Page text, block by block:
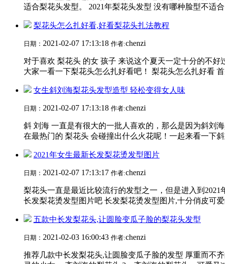
适合梨花头发型。 2021年梨花头发型 没有哪种脸型不适
梨花头怎么扎好看,好看梨花头扎法教程
日期： 2021-02-07 17:13:18 作者:chenzi
对于喜欢 梨花头 的女 孩子 来说这个夏天一定十分的不
大家一看一下梨花头怎么扎好看吧！ 梨花头怎么扎好看
女生斜刘海梨花头发型造型 轻松变得女人味
日期： 2021-02-07 17:13:18 作者:chenzi
斜 刘海 一直是有很大的一批人喜欢的，那么是因为斜刘
在最热门的 梨花头 会碰撞出什么火花呢！一起来看一下
2021年女生最新长发梨花烫发型图片
日期： 2021-02-07 17:13:17 作者:chenzi
梨花头一直是最近比较流行的发型之一，但是进入到
长发梨花烫发型图片吧 长发梨花烫发型图片,十分俏皮可
五款中长发梨花头,让圆脸变瓜子脸的梨花头发型
日期： 2021-02-03 16:00:43 作者:chenzi
推荐几款中长发梨花头,让圆脸变瓜子脸的发型 厚重而不